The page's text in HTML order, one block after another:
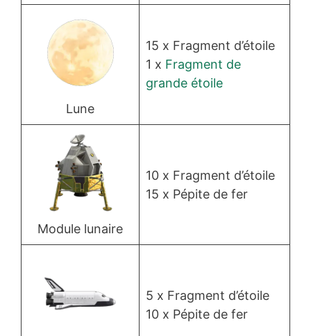
Lune
15 x Fragment d’étoile
1 x Fragment de
grande étoile
Module lunaire
10 x Fragment d’étoile
15 x Pépite de fer
5 x Fragment d’étoile
10 x Pépite de fer